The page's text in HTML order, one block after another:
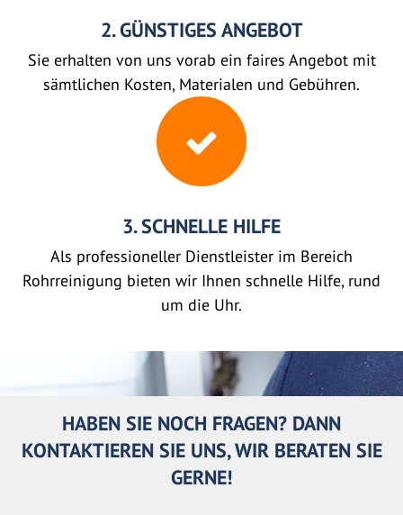
2. GÜNSTIGES ANGEBOT
Sie erhalten von uns vorab ein faires Angebot mit
sämtlichen Kosten, Materialen und Gebühren.
3. SCHNELLE HILFE
Als professioneller Dienstleister im Bereich
Rohrreinigung bieten wir Ihnen schnelle Hilfe, rund
um die Uhr.
HABEN SIE NOCH FRAGEN? DANN
KONTAKTIEREN SIE UNS, WIR BERATEN SIE
GERNE!